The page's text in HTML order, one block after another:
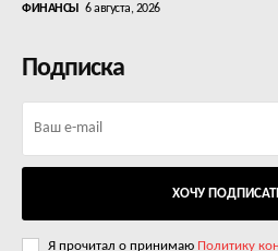
ФИНАНСЫ 6 августа, 2026
Подписка
ХОЧУ
Я прочитал о принимаю Политику